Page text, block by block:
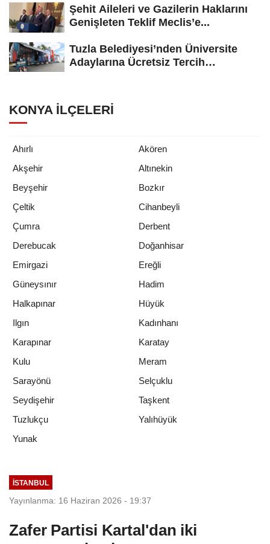
Şehit Aileleri ve Gazilerin Haklarını
Genişleten Teklif Meclis’e...
Tuzla Belediyesi’nden Üniversite
Adaylarına Ücretsiz Tercih
KONYA İLÇELERI
Ahırlı
Akören
Akşehir
Altınekin
Beyşehir
Bozkır
Çeltik
Cihanbeyli
Çumra
Derbent
Derebucak
Doğanhisar
Emirgazi
Ereğli
Güneysınır
Hadim
Halkapınar
Hüyük
Ilgın
Kadınhanı
Karapınar
Karatay
Kulu
Meram
Sarayönü
Selçuklu
Seydişehir
Taşkent
Tuzlukçu
Yalıhüyük
Yunak
İSTANBUL
Yayınlanma: 16 Haziran 2026 - 19:37
Zafer Partisi Kartal'dan iki